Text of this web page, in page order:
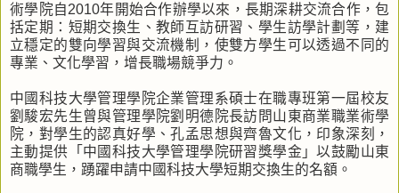
術學院自2010年開始合作辦學以來，長期深耕交流合作，包
括定期：短期交換生、教師互訪研習、學生訪學計劃等，建
立穩定的雙向學習與交流機制，使雙方學生可以透過不同的
專業、文化學習，增長職場競爭力。
中國科技大學管理學院企業管理系碩士在職專班第一屆校友
劉駿宏先生曾與管理學院劉明德院長訪問山東商業職業術學
院，對學生的認真好學、孔孟思想與齊魯文化，印象深刻，
主動提供「中國科技大學管理學院研習獎學金」以鼓勵山東
商職學生，踴躍申請中國科技大學短期交換生的名額。